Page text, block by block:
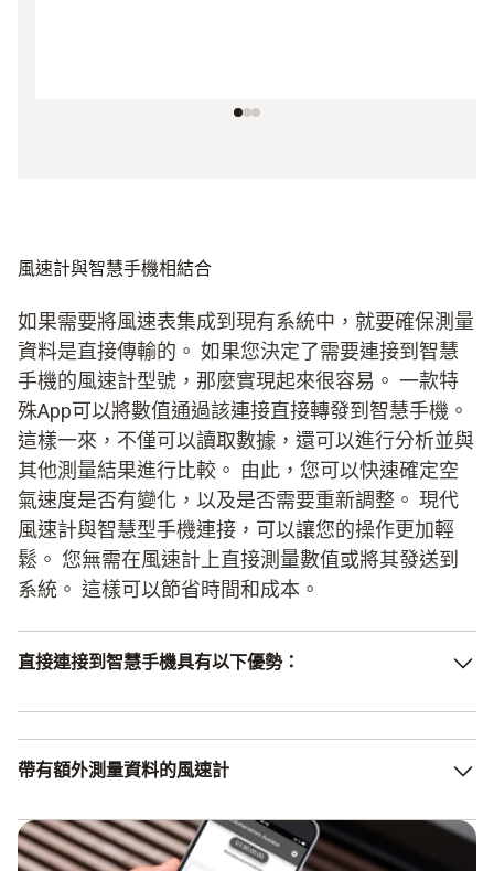
風速計與智慧手機相結合
如果需要將風速表集成到現有系統中，就要確保測量
資料是直接傳輸的。 如果您決定了需要連接到智慧
手機的風速計型號，那麼實現起來很容易。 一款特
殊App可以將數值通過該連接直接轉發到智慧手機。
這樣一來，不僅可以讀取數據，還可以進行分析並與
其他測量結果進行比較。 由此，您可以快速確定空
氣速度是否有變化，以及是否需要重新調整。 現代
風速計與智慧型手機連接，可以讓您的操作更加輕
鬆。 您無需在風速計上直接測量數值或將其發送到
系統。 這樣可以節省時間和成本。
直接連接到智慧手機具有以下優勢：
使用App順利進行分析
帶有額外測量資料的風速計
正如之前所述，根據選用的儀器，葉輪風速計不僅能夠測量
空氣速度，還可記錄其他測量資料。因此，有一些型號的風